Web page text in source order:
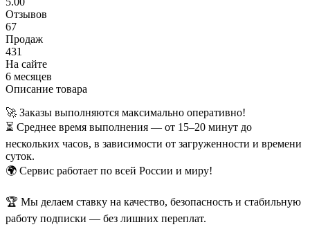
Отзывов
67
Продаж
431
На сайте
6 месяцев
Описание товара
🚀 Заказы выполняются максимально оперативно!
⏳ Среднее время выполнения — от 15–20 минут до
нескольких часов, в зависимости от загруженности и времени
суток.
🌍 Сервис работает по всей России и миру!
🏆 Мы делаем ставку на качество, безопасность и стабильную
работу подписки — без лишних переплат.